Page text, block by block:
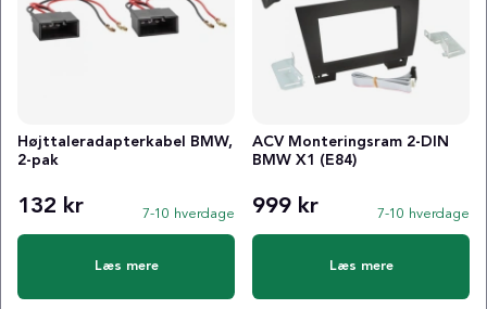
Højttaleradapterkabel BMW,
2-pak
132 kr 7-10 hverdage
Læs mere
ACV Monteringsram 2-DIN
BMW X1 (E84)
999 kr 7-10 hverdage
Læs mere